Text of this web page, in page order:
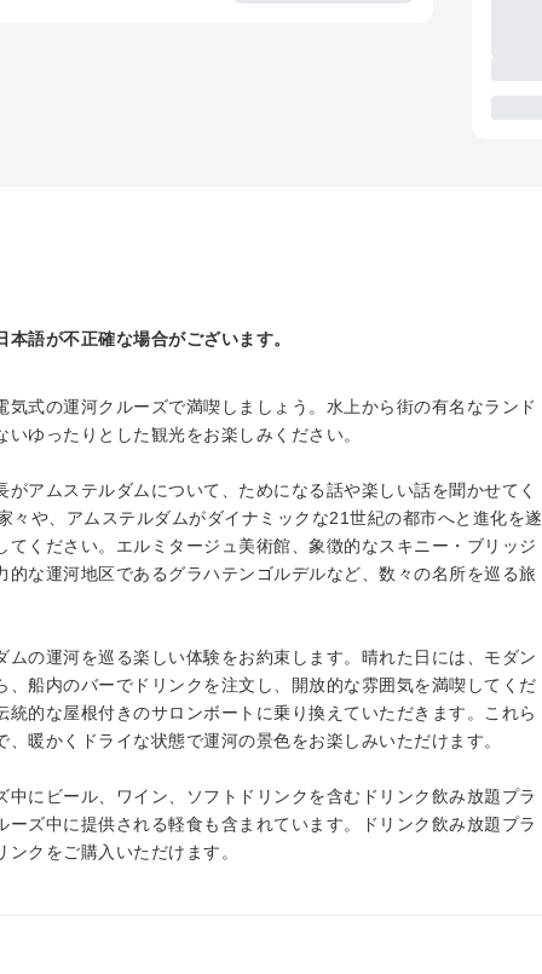
語が不正確な場合がございます。
式の運河クルーズで満喫しましょう。水上から街の有名なランド
ゆったりとした観光をお楽しみください。
アムステルダムについて、ためになる話や楽しい話を聞かせてく
々や、アムステルダムがダイナミックな21世紀の都市へと進化を遂
ください。エルミタージュ美術館、象徴的なスキニー・ブリッジ
な運河地区であるグラハテンゴルデルなど、数々の名所を巡る旅
の運河を巡る楽しい体験をお約束します。晴れた日には、モダン
船内のバーでドリンクを注文し、開放的な雰囲気を満喫してくだ
的な屋根付きのサロンボートに乗り換えていただきます。これら
暖かくドライな状態で運河の景色をお楽しみいただけます。
にビール、ワイン、ソフトドリンクを含むドリンク飲み放題プラ
ズ中に提供される軽食も含まれています。ドリンク飲み放題プラ
クをご購入いただけます。